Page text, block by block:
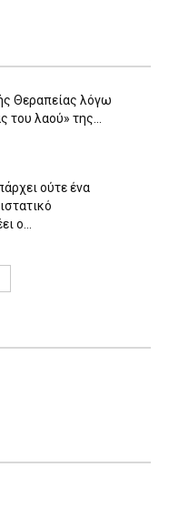
Θεραπείας λόγω
του λαού» της...
ούτε ένα
ο...